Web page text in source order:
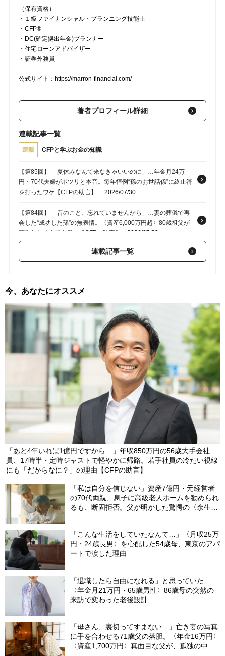
（保有資格）
・１級ファイナンシャル・プランニング技能士
・CFP®
・DC(確定拠出年金)プランナー
・住宅ローンアドバイザー
・証券外務員
公式サイト：https://marron-financial.com/
著者プロフィール詳細
連載記事一覧
連載 CFPと学ぶお金の知識
【第85回】 「夏休みなんて来なきゃいいのに」…年金月24万
円・70代夫婦がポツリと本音。毎年恒例“孫のお世話係”に終止符
を打ったワケ【CFPの助言】
2026/07/30
【第84回】 「昔のこと、忘れていませんから」…妻の葬儀で再
会した“成功した孫”の無表情。〈資産6,000万円超〉80歳祖父が
項垂れた「自業自得」【CFPの助言】
2026/07/23
【第83回】 「あと4年いれば1億円ですから…」年収850万円の
56歳大手会社員、17時半・定時ジャストで軽やかに帰路。若手
叫び。資産6,500万円突破で“60歳で完全リタイア”を望んだが…
妻が拒絶した「まさかの理由」【CFPの助言】2026/06/27
【第81回】 「プレゼントありがとう。でも、もういらない」…
年金月24万円・66歳女性“待望の初孫”に歓喜。服・おもちゃ・絵
本…嫁に渡し続けた贈り物の「まさかの行き先」 【CFPの助
2026/06/21
連載記事一覧
今、あなたにオススメ
「あと4年いれば1億円ですから…」年収850万円の56歳大手会社
員、17時半・定時ジャストで軽やかに帰路。若手社員の冷たい視線
にも「だからなに？」の理由【CFPの助言】
「私は自分を信じない」資産7億円・元経営者
の70代両親、息子に高級老人ホームを勧められ
るも、断固拒否。父が明かした驚愕の〈余生計
「こんな生活をしていたなんて…」〈月収25万
円・24歳長男〉を心配した54歳母、東京のアパ
ートで涙した理由
「退職したら自由になれる」と思っていた…
〈年金月21万円・65歳男性〉86歳母の突然の
来訪で変わった老後設計
「母さん、裏切ってすまない…」亡き妻の写真
に手を合わせる71歳父の落胆。〈年金16万円〉
〈資産1,700万円〉真面目な父が、孤独の中で